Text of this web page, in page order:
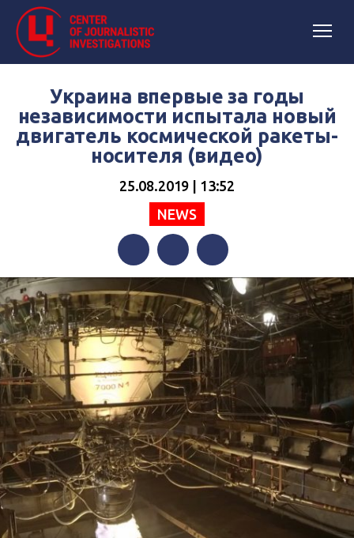
Украина впервые за годы
независимости испытала новый
двигатель космической ракеты-
носителя (видео)
25.08.2019 | 13:52
NEWS
FacebookTwitterTelegram